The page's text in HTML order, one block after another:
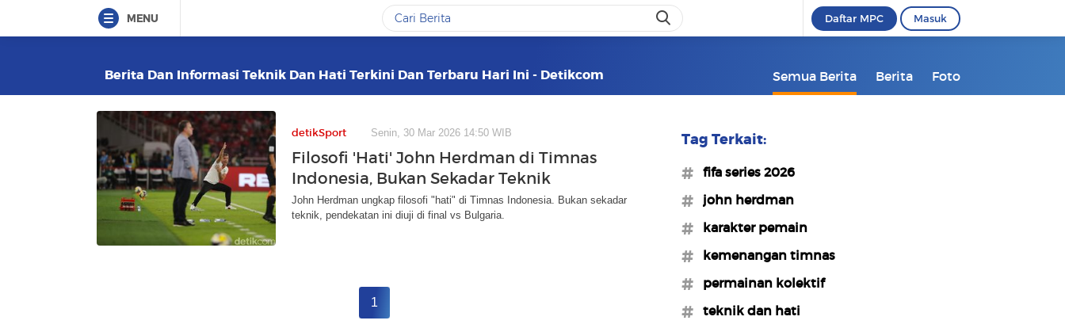
MENU Daftar MPC Masuk
Berita Dan Informasi Teknik Dan Hati Terkini Dan Terbaru Hari Ini - Detikcom Semua Berita Berita Foto
detikSport Senin, 30 Mar 2026 14:50 WIB
Filosofi 'Hati' John Herdman di Timnas
Indonesia, Bukan Sekadar Teknik
John Herdman ungkap filosofi "hati" di Timnas Indonesia. Bukan sekadar
teknik, pendekatan ini diuji di final vs Bulgaria.
1
Tag Terkait:
#fifa series 2026
#john herdman
#karakter pemain
#kemenangan timnas
#permainan kolektif
#teknik dan hati